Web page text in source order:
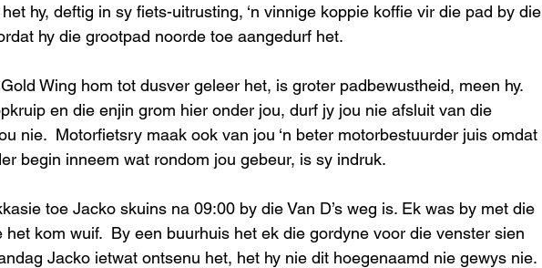
hy, deftig in sy fiets-uitrusting, ‘n vinnige koppie koffie vir die pad by die
hy die grootpad noorde toe aangedurf het.
Wing hom tot dusver geleer het, is groter padbewustheid, meen hy.
en die enjin grom hier onder jou, durf jy jou nie afsluit van die
nie.  Motorfietsry maak ook van jou ‘n beter motorbestuurder juis omdat
begin inneem wat rondom jou gebeur, is sy indruk.
toe Jacko skuins na 09:00 by die Van D’s weg is. Ek was by met die
het kom wuif.  By een buurhuis het ek die gordyne voor die venster sien
Jacko ietwat ontsenu het, het hy nie dit hoegenaamd nie gewys nie.